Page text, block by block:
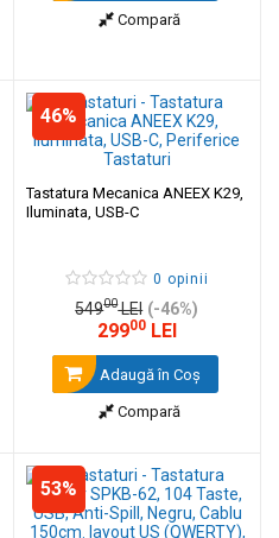
Compară
46%
Tastatura Mecanica ANEEX K29,
Iluminata, USB-C
0 opinii
54900LEI (-46%)
29900LEI
Adaugă în Coş
Compară
53%